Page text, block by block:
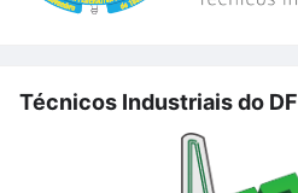
Técnicos Industriais do DF